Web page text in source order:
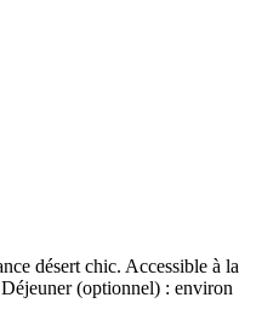
désert chic. Accessible à la
(optionnel) : environ